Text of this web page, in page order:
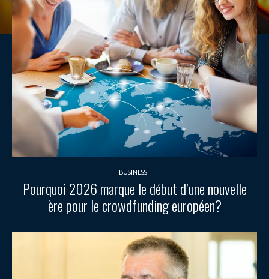
BUSINESS
Pourquoi 2026 marque le début d’une nouvelle
ère pour le crowdfunding européen?